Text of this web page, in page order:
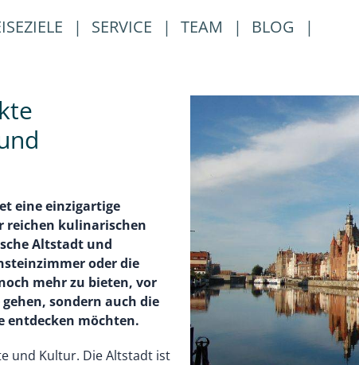
| SERVICE | TEAM | BLOG
|
eine einzigartige
reichen kulinarischen
Altstadt und
oder die
mehr zu bieten, vor
sondern auch die
entdecken möchten.
und Kultur. Die Altstadt ist